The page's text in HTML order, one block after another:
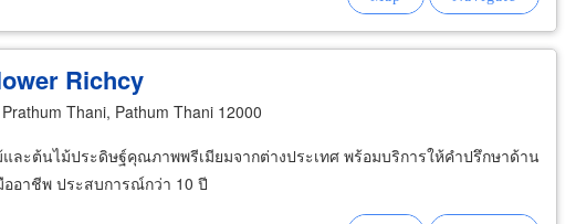
Richcy
Thani, Pathum Thani 12000
ละต้นไม้ประดิษฐ์คุณภาพพรีเมียมจากต่างประเทศ พร้อมบริการให้คำปรึกษาด้าน
อาชีพ ประสบการณ์กว่า 10 ปี